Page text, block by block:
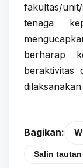
fakultas/
tenaga
berharap
beraktivitas
Bagikan:
Salin tautan